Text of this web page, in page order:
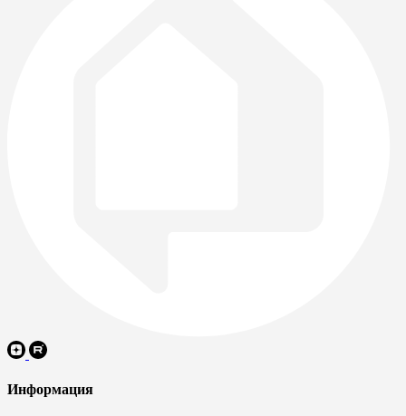
Информация